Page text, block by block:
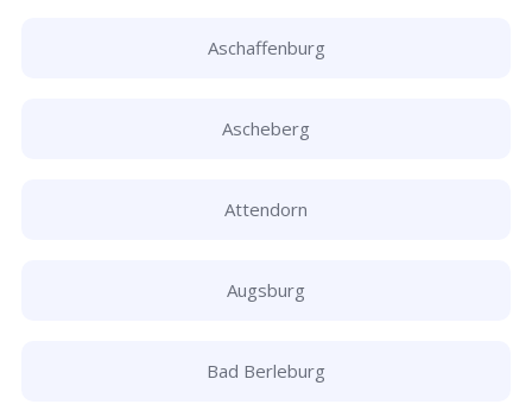
Aschaffenburg
Ascheberg
Attendorn
Augsburg
Bad Berleburg